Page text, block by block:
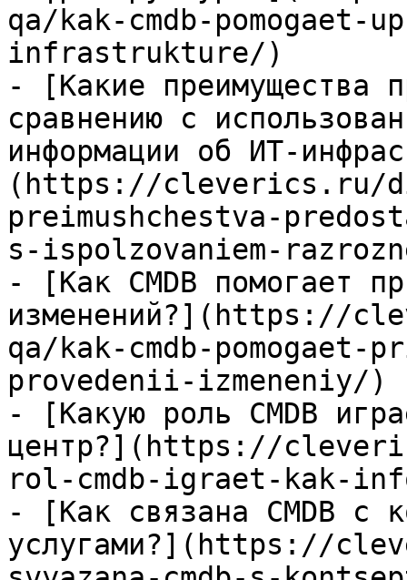
qa/kak-cmdb-
infrastrukture/)
- [Какие преимущества
сравнению с
информации об ИТ-
(https://cleverics.ru/
preimushchestva-
s-ispolzovaniem-
- [Как CMDB помогает
изменений?](https://
qa/kak-cmdb-
provedenii-izmeneniy/)
- [Какую роль CMDB
центр?](https://
rol-cmdb-igraet-kak-
- [Как связана CMDB с
услугами?](https://